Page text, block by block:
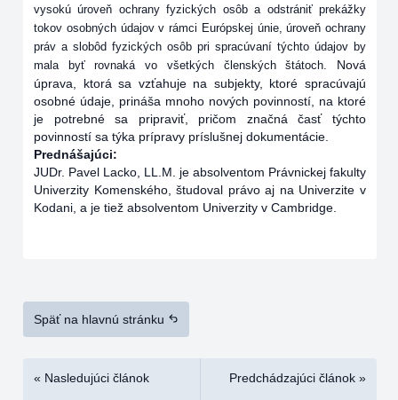
vysokú úroveň ochrany fyzických osôb a odstrániť prekážky
tokov osobných údajov v rámci Európskej únie, úroveň ochrany
práv a slobôd fyzických osôb pri spracúvaní týchto údajov by
mala byť rovnaká vo všetkých členských štátoch. Nová
úprava, ktorá sa vzťahuje na subjekty, ktoré spracúvajú
osobné údaje, prináša mnoho nových povinností, na ktoré
je potrebné sa pripraviť, pričom značná časť týchto
povinností sa týka prípravy príslušnej dokumentácie.
Prednášajúci:
JUDr. Pavel Lacko, LL.M. je absolventom Právnickej fakulty
Univerzity Komenského, študoval právo aj na Univerzite v
Kodani, a je tiež absolventom Univerzity v Cambridge.
Späť na hlavnú stránku
« Nasledujúci článok Predchádzajúci článok »